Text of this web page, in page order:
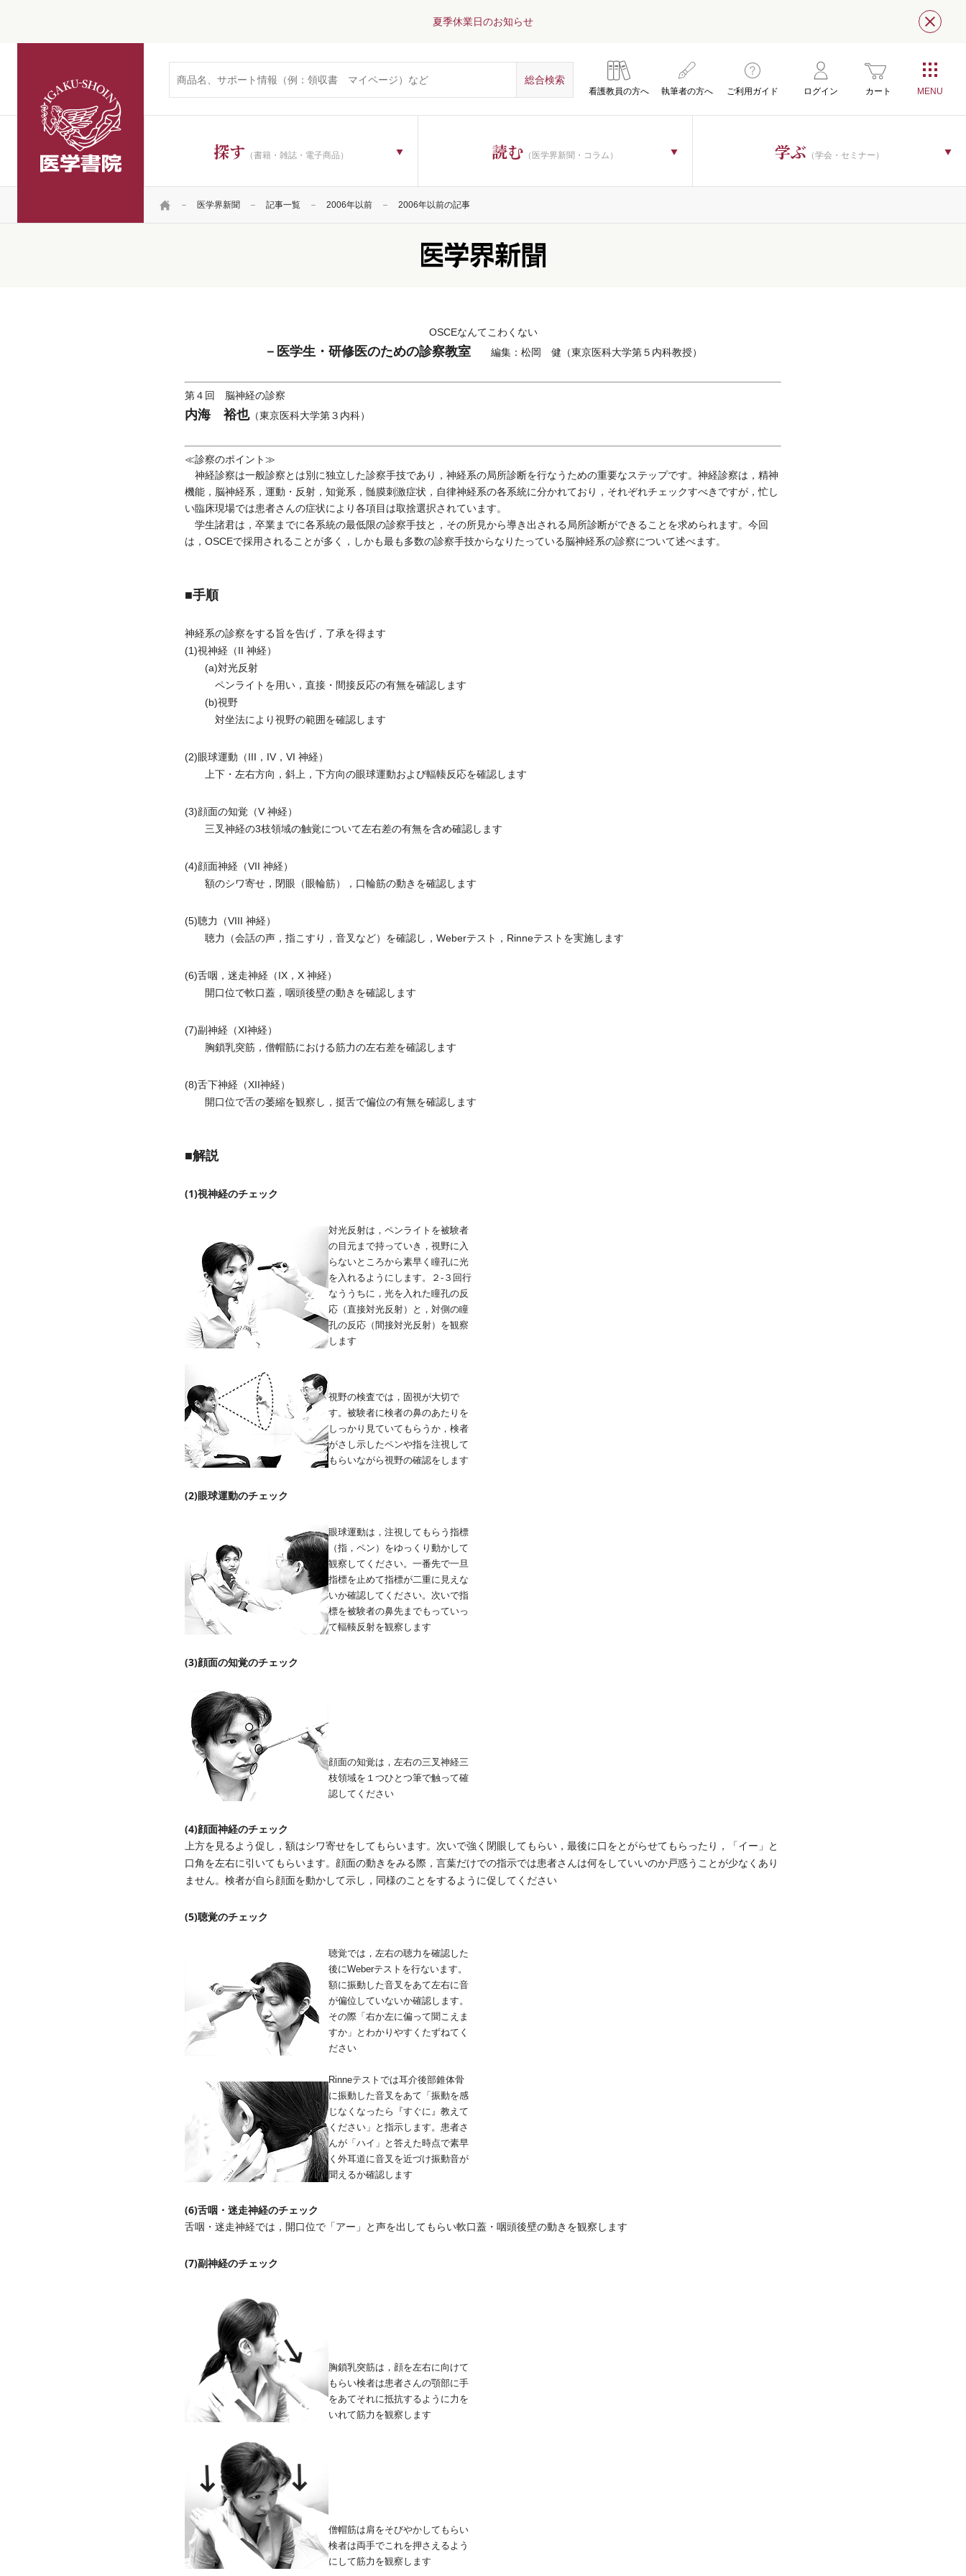
夏季休業日のお知らせ 閉じ
看護教員の方へ 執筆者の方へ ご利用ガイド ログイン カート
探す （書籍・雑誌・電子商品） 読む （医学界新聞・コラム） 学ぶ （学会・セミナー）
HOME 医学界新聞 記事一覧 2006年以前 2006年以前の記事
OSCEなんてこわくない
－医学生・研修医のための診察教室 編集：松岡 健（東京医科大学第５内科教授）
第４回 脳神経の診察
内海 裕也（東京医科大学第３内科）
≪診察のポイント≫
神経診察は一般診察とは別に独立した診察手技であり，神経系の局所診断を行なうための重要なステップです。神経診察は，精神
機能，脳神経系，運動・反射，知覚系，髄膜刺激症状，自律神経系の各系統に分かれており，それぞれチェックすべきですが，忙し
い臨床現場では患者さんの症状により各項目は取捨選択されています。
学生諸君は，卒業までに各系統の最低限の診察手技と，その所見から導き出される局所診断ができることを求められます。今回
は，OSCEで採用されることが多く，しかも最も多数の診察手技からなりたっている脳神経系の診察について述べます。
■手順
神経系の診察をする旨を告げ，了承を得ます
(1)視神経（II 神経）
(a)対光反射
ペンライトを用い，直接・間接反応の有無を確認します
(b)視野
対坐法により視野の範囲を確認します
(2)眼球運動（III，IV，VI 神経）
上下・左右方向，斜上，下方向の眼球運動および輻輳反応を確認します
(3)顔面の知覚（V 神経）
三叉神経の3枝領域の触覚について左右差の有無を含め確認します
(4)顔面神経（VII 神経）
額のシワ寄せ，閉眼（眼輪筋），口輪筋の動きを確認します
(5)聴力（VIII 神経）
聴力（会話の声，指こすり，音叉など）を確認し，Weberテスト，Rinneテストを実施します
(6)舌咽，迷走神経（IX，X 神経）
開口位で軟口蓋，咽頭後壁の動きを確認します
(7)副神経（XI神経）
胸鎖乳突筋，僧帽筋における筋力の左右差を確認します
(8)舌下神経（XII神経）
開口位で舌の萎縮を観察し，挺舌で偏位の有無を確認します
■解説
(1)視神経のチェック
対光反射は，ペンライトを被験者
の目元まで持っていき，視野に入
らないところから素早く瞳孔に光
を入れるようにします。２-３回行
なううちに，光を入れた瞳孔の反
応（直接対光反射）と，対側の瞳
孔の反応（間接対光反射）を観察
します
視野の検査では，固視が大切で
す。被験者に検者の鼻のあたりを
しっかり見ていてもらうか，検者
がさし示したペンや指を注視して
もらいながら視野の確認をします
(2)眼球運動のチェック
眼球運動は，注視してもらう指標
（指，ペン）をゆっくり動かして
観察してください。一番先で一旦
指標を止めて指標が二重に見えな
いか確認してください。次いで指
標を被験者の鼻先までもっていっ
て輻輳反射を観察します
(3)顔面の知覚のチェック
顔面の知覚は，左右の三叉神経三
枝領域を１つひとつ筆で触って確
認してください
(4)顔面神経のチェック
上方を見るよう促し，額はシワ寄せをしてもらいます。次いで強く閉眼してもらい，最後に口をとがらせてもらったり，「イー」と
口角を左右に引いてもらいます。顔面の動きをみる際，言葉だけでの指示では患者さんは何をしていいのか戸惑うことが少なくあり
ません。検者が自ら顔面を動かして示し，同様のことをするように促してください
(5)聴覚のチェック
聴覚では，左右の聴力を確認した
後にWeberテストを行ないます。
額に振動した音叉をあて左右に音
が偏位していないか確認します。
その際「右か左に偏って聞こえま
すか」とわかりやすくたずねてく
ださい
Rinneテストでは耳介後部錐体骨
に振動した音叉をあて「振動を感
じなくなったら『すぐに』教えて
ください」と指示します。患者さ
んが「ハイ」と答えた時点で素早
く外耳道に音叉を近づけ振動音が
聞えるか確認します
(6)舌咽・迷走神経のチェック
舌咽・迷走神経では，開口位で「アー」と声を出してもらい軟口蓋・咽頭後壁の動きを観察します
(7)副神経のチェック
胸鎖乳突筋は，顔を左右に向けて
もらい検者は患者さんの顎部に手
をあてそれに抵抗するように力を
いれて筋力を観察します
僧帽筋は肩をそびやかしてもらい
検者は両手でこれを押さえるよう
にして筋力を観察します